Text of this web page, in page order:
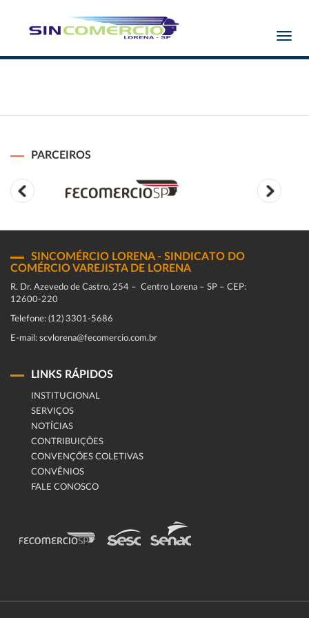
PARCEIROS
SINCOMÉRCIO LORENA - SINDICATO DO
COMÉRCIO VAREJISTA DE LORENA
R. Dr. Azevedo de Castro, 254 – Centro Lorena – SP – CEP:
12600-220
Telefone: (12) 3301-5686
E-mail: scvlorena@fecomercio.com.br
LINKS RÁPIDOS
INSTITUCIONAL
SERVIÇOS
NOTÍCIAS
CONTRIBUIÇÕES
CONVENÇÕES COLETIVAS
CONVÊNIOS
FALE CONOSCO